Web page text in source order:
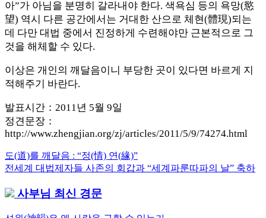
아”가 아님을 분명히 갈라내야 한다. 색욕심 등의 욕망(慾
望) 역시 다른 공간에서는 거대한 산으로 체현(體現)되는
데 다만 대법 중에서 진정하게 수련해야만 근본적으로 그
것을 해체할 수 있다.
이상은 개인의 깨달음이니 부당한 곳이 있다면 바르게 지
적해주기 바란다.
발표시간：2011년 5월 9일
정견문장：
http://www.zhengjian.org/zj/articles/2011/5/9/74274.html
글
비
Previous
Post:
도(道)를 깨달음 : “정(情) 연(緣)”
Next
전세계 대법제자들 사존의 회갑과 “세계파룬따파의 날” 축하
사부님 최신 경문